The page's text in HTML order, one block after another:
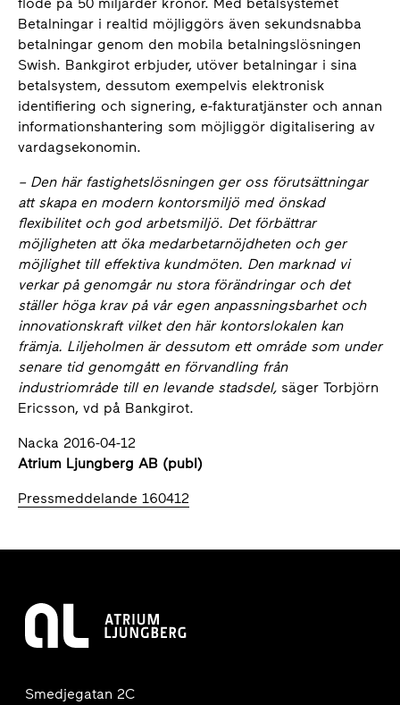
Betalningar i realtid möjliggörs även sekundsnabba
betalningar genom den mobila betalningslösningen
Swish. Bankgirot erbjuder, utöver betalningar i sina
betalsystem, dessutom exempelvis elektronisk
identifiering och signering, e-fakturatjänster och annan
informationshantering som möjliggör digitalisering av
vardagsekonomin.
– Den här fastighetslösningen ger oss förutsättningar
att skapa en modern kontorsmiljö med önskad
flexibilitet och god arbetsmiljö. Det förbättrar
möjligheten att öka medarbetarnöjdheten och ger
möjlighet till effektiva kundmöten. Den marknad vi
verkar på genomgår nu stora förändringar och det
ställer höga krav på vår egen anpassningsbarhet och
innovationskraft vilket den här kontorslokalen kan
främja. Liljeholmen är dessutom ett område som under
senare tid genomgått en förvandling från
industriområde till en levande stadsdel, säger Torbjörn
Ericsson, vd på Bankgirot.
Nacka 2016-04-12
Atrium Ljungberg AB (publ)
Pressmeddelande 160412
Smedjegatan 2C